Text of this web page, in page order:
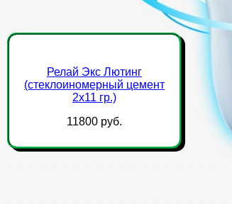
Релай Экс Лютинг
(стеклоиномерный цемент
2х11 гр.)
11800 руб.